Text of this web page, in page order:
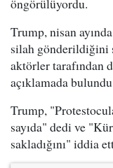
öngörülüyordu.
Trump, nisan
silah gönderildiğini
aktörler tarafından
açıklamada
Trump,
sayıda" dedi ve
sakladığını" iddia